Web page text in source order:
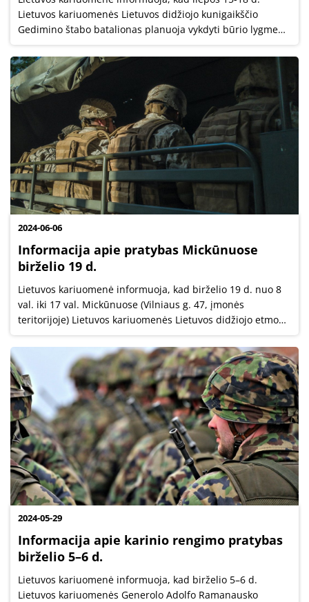
Lietuvos kariuomenės Lietuvos didžiojo kunigaikščio
Gedimino štabo batalionas planuoja vykdyti būrio lygmens
įgūdžių įtvirtinimo lauko pratybas „Paskutinis kirtis“
Nemenčinės rezerviniame ryšių...
2024-06-06
Informacija apie pratybas Mickūnuose
birželio 19 d.
Lietuvos kariuomenė informuoja, kad birželio 19 d. nuo 8
val. iki 17 val. Mickūnuose (Vilniaus g. 47, įmonės
teritorijoje) Lietuvos kariuomenės Lietuvos didžiojo etmono
Kristupo Radvilos Perkūno Ryšių ir informacinių sistemų
batalionas vykdys...
2024-05-29
Informacija apie karinio rengimo pratybas
birželio 5–6 d.
Lietuvos kariuomenė informuoja, kad birželio 5–6 d.
Lietuvos kariuomenės Generolo Adolfo Ramanausko